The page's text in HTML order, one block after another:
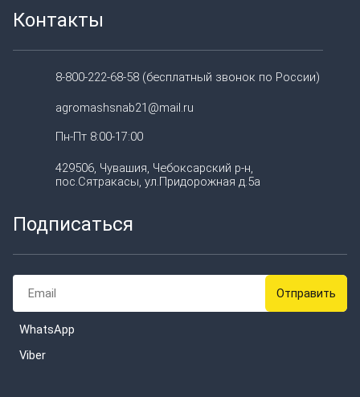
Контакты
8-800-222-68-58 (бесплатный звонок по России)
agromashsnab21@mail.ru
Пн-Пт 8:00-17:00
429506, Чувашия, Чебоксарский р-н,
пос.Сятракасы, ул.Придорожная д.5а
Подписаться
WhatsApp
Viber